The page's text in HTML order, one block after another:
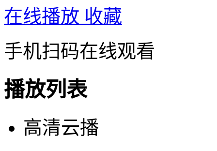
在线播放 收藏
手机扫码在线观看
播放列表
高清云播